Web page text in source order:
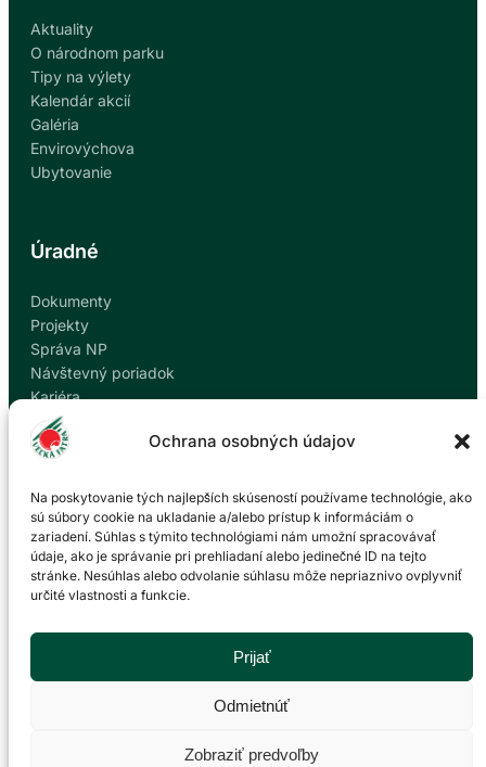
Ochrana osobných údajov
Na poskytovanie tých najlepších skúseností používame technológie, ako
sú súbory cookie na ukladanie a/alebo prístup k informáciám o
zariadení. Súhlas s týmito technológiami nám umožní spracovávať
údaje, ako je správanie pri prehliadaní alebo jedinečné ID na tejto
stránke. Nesúhlas alebo odvolanie súhlasu môže nepriaznivo ovplyvniť
určité vlastnosti a funkcie.
Prijať
Odmietnúť
Zobraziť predvoľby
Aktuality
O národnom parku
Tipy na výlety
Kalendár akcií
Galéria
Envirovýchova
Ubytovanie
Úradné
Dokumenty
Projekty
Správa NP
Návštevný poriadok
Kariéra
Kontakty
Ochrana osobných údajov
Kontakt
Správa Národného parku Veľká Fatra so sídlom v
P. O. Hviezdoslava 73/38